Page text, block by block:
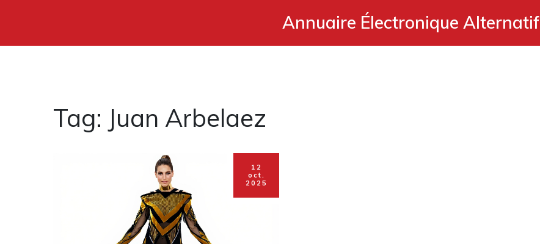
Annuaire Électronique Alternatif
Tag: Juan Arbelaez
12
oct.
2025